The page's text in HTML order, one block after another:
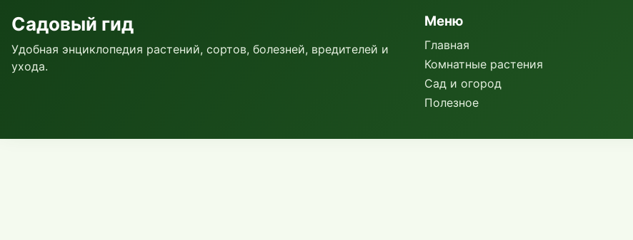
Садовый гид
Удобная энциклопедия растений, сортов, болезней, вредителей и
ухода.
Меню
Главная
Комнатные растения
Сад и огород
Полезное